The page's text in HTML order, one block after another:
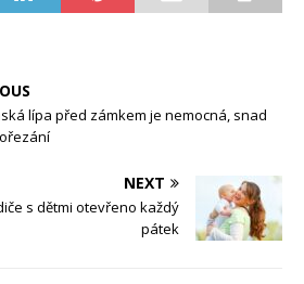
lípa před zámkem je nemocná, snad
NEXT
s dětmi otevřeno každý
pátek